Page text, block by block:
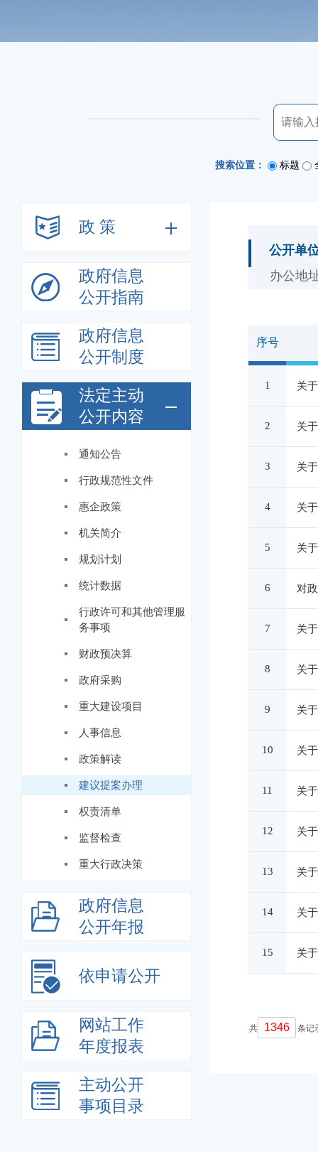
搜索位置： 标题
政 策
政府信息
公开指南
政府信息
公开制度
法定主动
公开内容
通知公告
行政规范性文件
惠企政策
机关简介
规划计划
统计数据
行政许可和其他管理服
务事项
财政预决算
政府采购
重大建设项目
人事信息
政策解读
建议提案办理
权责清单
监督检查
重大行政决策
政府信息
公开年报
依申请公开
网站工作
年度报表
主动公开
事项目录
公开单
办公地
序号
1 关
2 关
3 关
4 关
5 关
6 对
7 关
8 关
9 关
10 关
11 关
12 关
13 关
14 关
15 关
共 1346 条记